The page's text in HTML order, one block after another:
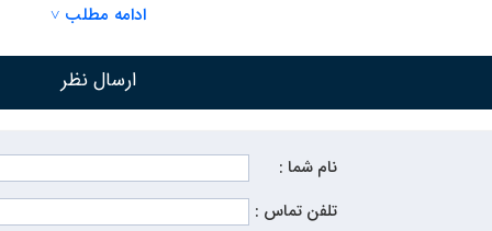
می‌توانید به فروشگاه‌های معتبر مراجعه کنید که فروش لوله
لوله فولادی بدون درز نیز شناخته می‌شود، به دلیل فرآیند تولید خاص
ادامه مطلب ˅
ارسال نظر
نام شما :
تلفن تماس :